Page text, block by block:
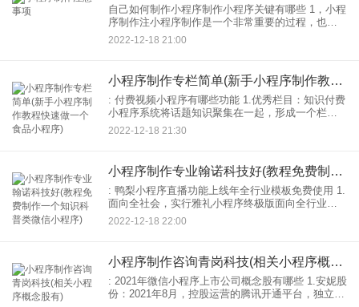
自己如何制作小程序制作小程序关键有哪些 1，小程
序制作注小程序制作是一个非常重要的过程，也要
求你做好充分的准备在小程序制作转小程序制作注
意小程序 :010这样才能保证小程序制作能更轻松方
2022-12-18 21:00
小程序制作专栏简单(新手小程序制作教程快速做一个食品小程序)
: 付费视频小程序有哪些功能 1.优秀栏目：知识付费
小程序系统将话题知识聚集在一起，形成一个栏
目，方便读者查找和购买。 2.直播课程：知识付费
小程序系统课程直播可后台开设，增加与粉丝互
2022-12-18 21:30
小程序制作专业翰诺科技好(教程免费制作一个知识科普类微信小程序)
: 鸭梨小程序直播功能上线年全行业模板免费使用 1.
面向全社会，实行雅礼小程序终极版面向全行业模
板，全年免年费支持，不限次数； 2.提供专业7*12
小时在线服务，中小微一对一教学企业，开设雅
2022-12-18 22:00
小程序制作咨询青岗科技(相关小程序概念股有)
: 2021年微信小程序上市公司概念股有哪些 1.安妮股
份：2021年8月，控股运营的腾讯开通平台，独立运